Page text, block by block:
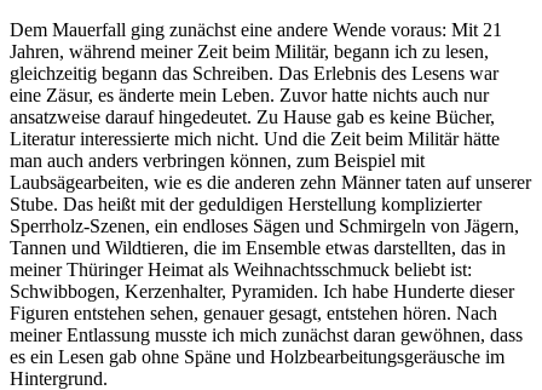
Dem Mauerfall ging zunächst eine andere Wende voraus: Mit 21
Jahren, während meiner Zeit beim Militär, begann ich zu lesen,
gleichzeitig begann das Schreiben. Das Erlebnis des Lesens war
eine Zäsur, es änderte mein Leben. Zuvor hatte nichts auch nur
ansatzweise darauf hingedeutet. Zu Hause gab es keine Bücher,
Literatur interessierte mich nicht. Und die Zeit beim Militär hätte
man auch anders verbringen können, zum Beispiel mit
Laubsägearbeiten, wie es die anderen zehn Männer taten auf unserer
Stube. Das heißt mit der geduldigen Herstellung komplizierter
Sperrholz-Szenen, ein endloses Sägen und Schmirgeln von Jägern,
Tannen und Wildtieren, die im Ensemble etwas darstellten, das in
meiner Thüringer Heimat als Weihnachtsschmuck beliebt ist:
Schwibbogen, Kerzenhalter, Pyramiden. Ich habe Hunderte dieser
Figuren entstehen sehen, genauer gesagt, entstehen hören. Nach
meiner Entlassung musste ich mich zunächst daran gewöhnen, dass
es ein Lesen gab ohne Späne und Holzbearbeitungsgeräusche im
Hintergrund.